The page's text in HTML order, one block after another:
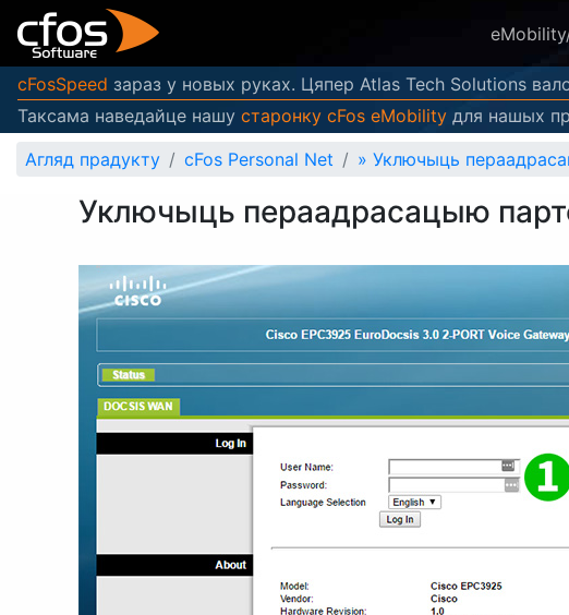
cFosSpeed зараз у новых руках. Цяпер Atlas Tech Solutions
Таксама наведайце нашу старонку cFos eMobility для нашых
Агляд прадукту
cFos Personal Net » Уключыць
Уключыць пераадрасацыю